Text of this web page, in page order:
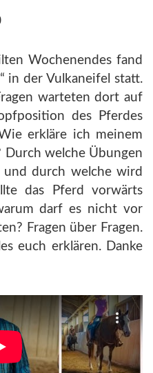
Wochenendes fand
in der Vulkaneifel statt.
warteten dort auf
des Pferdes
erkläre ich meinem
Durch welche Übungen
durch welche wird
das Pferd vorwärts
darf es nicht vor
Fragen über Fragen.
euch erklären. Danke